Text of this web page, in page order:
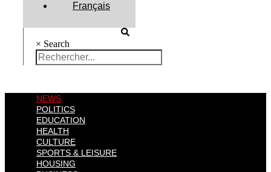
Français
× Search
NEWS
POLITICS
EDUCATION
HEALTH
CULTURE
SPORTS & LEISURE
HOUSING